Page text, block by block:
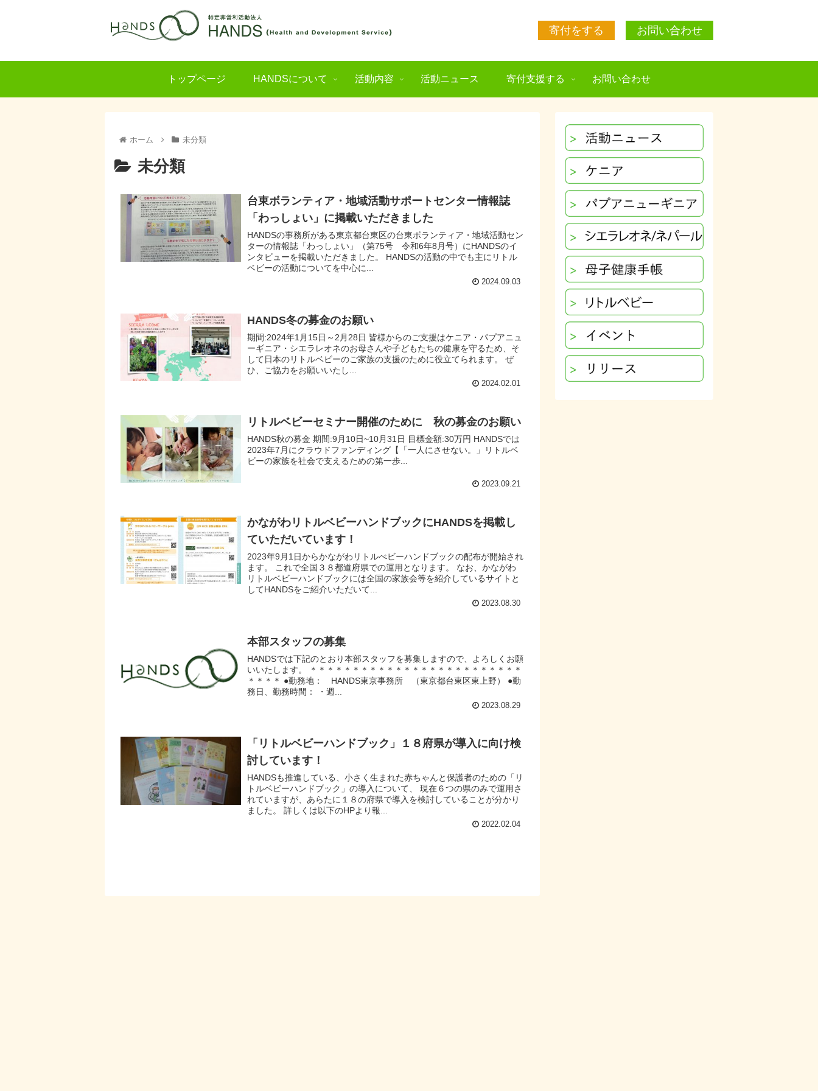
寄付をする お問い合わせ
トップページ HANDSについて 活動内容 活動ニュース 寄付支援する お問い合わせ
ホーム 未分類
未分類
台東ボランティア・地域活動サポートセンター情報誌
「わっしょい」に掲載いただきました
HANDSの事務所がある東京都台東区の台東ボランティア・地域活動セン
ターの情報誌「わっしょい」（第75号 令和6年8月号）にHANDSのイ
ンタビューを掲載いただきました。 HANDSの活動の中でも主にリトル
ベビーの活動についてを中心に...
2024.09.03
HANDS冬の募金のお願い
期間:2024年1月15日～2月28日 皆様からのご支援はケニア・パプアニュ
ーギニア・シエラレオネのお母さんや子どもたちの健康を守るため、そ
して日本のリトルベビーのご家族の支援のために役立てられます。 ぜ
ひ、ご協力をお願いいたし...
2024.02.01
リトルベビーセミナー開催のために 秋の募金のお願い
HANDS秋の募⾦ 期間:9⽉10⽇~10⽉31⽇ ⽬標⾦額:30万円 HANDSでは
2023年7⽉にクラウドファンディング【「⼀⼈にさせない。」リトルベ
ビーの家族を社会で⽀えるための第⼀歩...
2023.09.21
かながわリトルベビーハンドブックにHANDSを掲載し
ていただいています！
2023年9月1日からかながわリトルべビーハンドブックの配布が開始され
ます。 これで全国３８都道府県での運用となります。 なお、かながわ
リトルベビーハンドブックには全国の家族会等を紹介しているサイトと
してHANDSをご紹介いただいて...
2023.08.30
本部スタッフの募集
HANDSでは下記のとおり本部スタッフを募集しますので、よろしくお願
いいたします。 ＊＊＊＊＊＊＊＊＊＊＊＊＊＊＊＊＊＊＊＊＊＊＊＊＊
＊＊＊＊ ●勤務地： HANDS東京事務所 （東京都台東区東上野） ●勤
務日、勤務時間： ・週...
2023.08.29
「リトルベビーハンドブック」１８府県が導入に向け検
討しています！
HANDSも推進している、小さく生まれた赤ちゃんと保護者のための「リ
トルベビーハンドブック」の導入について、 現在６つの県のみで運用さ
れていますが、あらたに１８の府県で導入を検討していることが分かり
ました。 詳しくは以下のHPより報...
2022.02.04